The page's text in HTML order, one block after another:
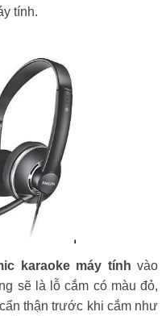
tính.
karaoke máy tính vào
sẽ là lỗ cắm có màu đỏ,
thận trước khi cắm như